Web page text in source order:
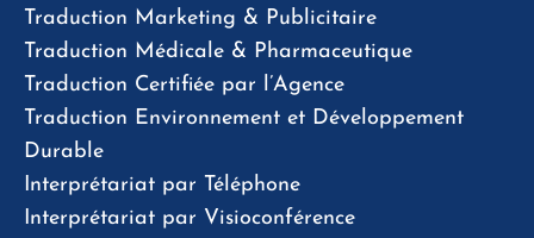
Traduction Marketing & Publicitaire
Traduction Médicale & Pharmaceutique
Traduction Certifiée par l’Agence
Traduction Environnement et Développement
Durable
Interprétariat par Téléphone
Interprétariat par Visioconférence